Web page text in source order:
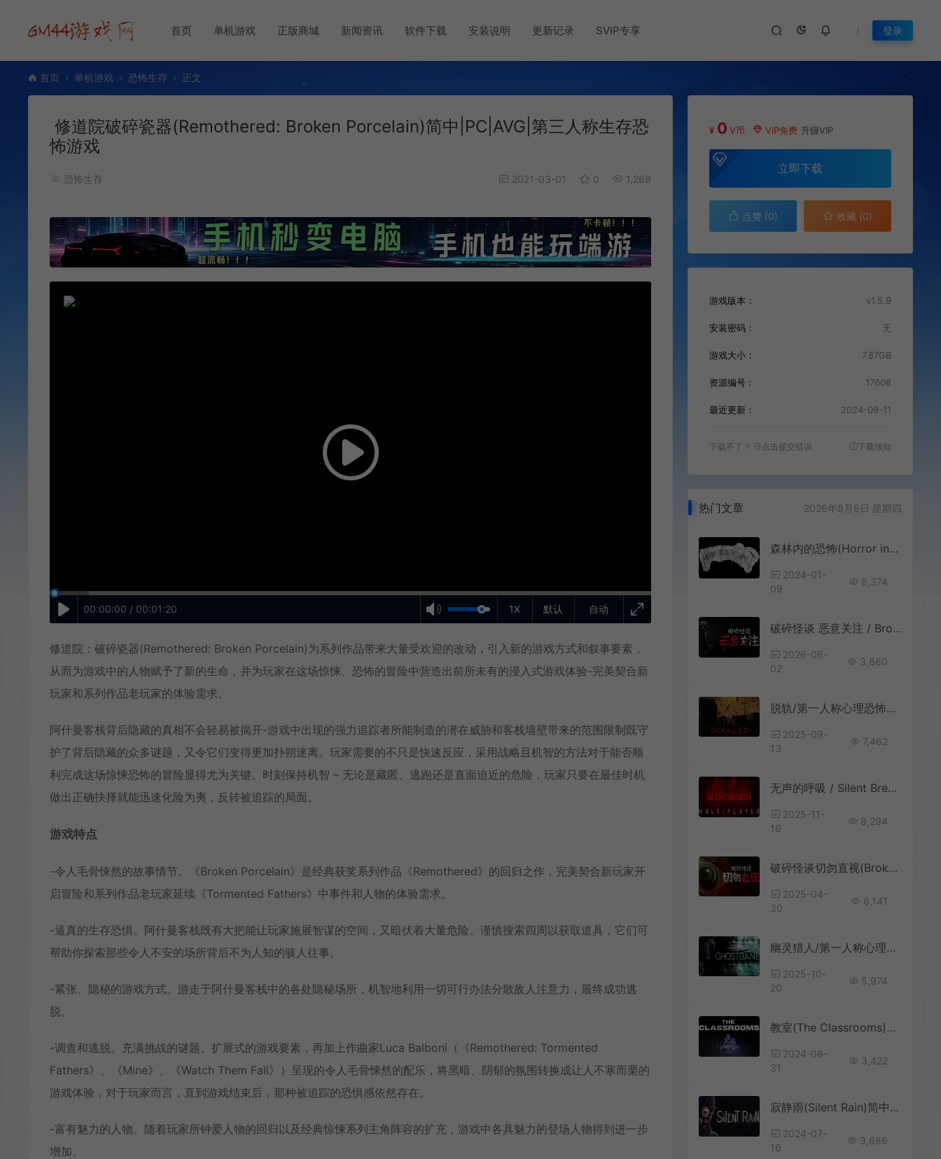
首页 单机游戏 正版商城 新闻资讯 软件下载 安装说明 更新记录 SVIP专享 登录
首页 单机游戏 恐怖生存 正文
修道院破碎瓷器(Remothered: Broken Porcelain)简中|PC|AVG|第三人称生存恐
怖游戏
恐怖生存 2021-03-01 0 1,269
自动
1X 默认
00:00:00 / 00:01:20
修道院：破碎瓷器(Remothered: Broken Porcelain)为系列作品带来大量受欢迎的改动，引入新的游戏方式和叙事要素，
从而为游戏中的人物赋予了新的生命，并为玩家在这场惊悚、恐怖的冒险中营造出前所未有的浸入式游戏体验-完美契合新
玩家和系列作品老玩家的体验需求。
阿什曼客栈背后隐藏的真相不会轻易被揭开-游戏中出现的强力追踪者所能制造的潜在威胁和客栈墙壁带来的范围限制既守
护了背后隐藏的众多谜题，又令它们变得更加扑朔迷离。玩家需要的不只是快速反应，采用战略且机智的方法对于能否顺
利完成这场惊悚恐怖的冒险显得尤为关键。时刻保持机智 – 无论是藏匿、逃跑还是直面迫近的危险，玩家只要在最佳时机
做出正确抉择就能迅速化险为夷，反转被追踪的局面。
游戏特点
-令人毛骨悚然的故事情节。《Broken Porcelain》是经典获奖系列作品《Remothered》的回归之作，完美契合新玩家开
启冒险和系列作品老玩家延续《Tormented Fathers》中事件和人物的体验需求。
-逼真的生存恐惧。阿什曼客栈既有大把能让玩家施展智谋的空间，又暗伏着大量危险。谨慎搜索四周以获取道具，它们可
帮助你探索那些令人不安的场所背后不为人知的骇人往事。
-紧张、隐秘的游戏方式。游走于阿什曼客栈中的各处隐秘场所，机智地利用一切可行办法分散敌人注意力，最终成功逃
脱。
-调查和逃脱。充满挑战的谜题、扩展式的游戏要素，再加上作曲家Luca Balboni（《Remothered: Tormented
Fathers》、《Mine》、《Watch Them Fall》）呈现的令人毛骨悚然的配乐，将黑暗、阴郁的氛围转换成让人不寒而栗的
游戏体验，对于玩家而言，直到游戏结束后，那种被追踪的恐惧感依然存在。
-富有魅力的人物。随着玩家所钟爱人物的回归以及经典惊悚系列主角阵容的扩充，游戏中各具魅力的登场人物得到进一步
增加。
¥ 0 V币 VIP免费 升级VIP
立即下载
点赞 (0) 收藏 (0)
游戏版本： v1.5.9
安装密码： 无
游戏大小： 7.87GB
资源编号： 17608
最近更新： 2024-09-11
下载不了？ 点击提交错误 下载须知
热门文章 2026年8月6日 星期四
森林内的恐怖(Horror inside the forest)简中|PC|AVG|恐怖逃脱游戏
2024-01-
09
8,374
破碎怪谈 恶意关注 / BrokenLore FOLLOW 第一人称心理恐怖游戏
2026-06-
02
3,860
脱轨/第一人称心理恐怖游戏 The Derailed 下载
2025-09-
13
7,462
无声的呼吸 / Silent Breath 写实生存恐怖游戏
2025-11-
16
8,294
破碎怪谈切勿直视(BrokenLore: DONT WATCH)第一人称心理恐怖游戏|下载
2025-04-
30
6,141
幽灵猎人/第一人称心理恐怖游戏 Ghostbane 下载
2025-10-
20
5,974
教室(The Classrooms)密室逃脱恐怖生存游戏|下载
2024-08-
31
3,422
寂静雨(Silent Rain)简中|PC|AVG|沉浸式恐怖游戏
2024-07-
16
3,686